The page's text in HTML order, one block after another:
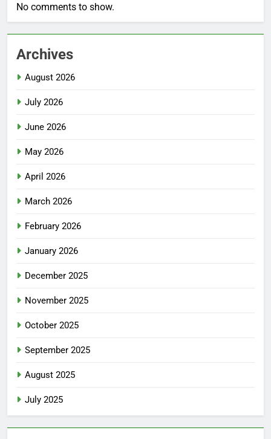
No comments to show.
Archives
August 2026
July 2026
June 2026
May 2026
April 2026
March 2026
February 2026
January 2026
December 2025
November 2025
October 2025
September 2025
August 2025
July 2025